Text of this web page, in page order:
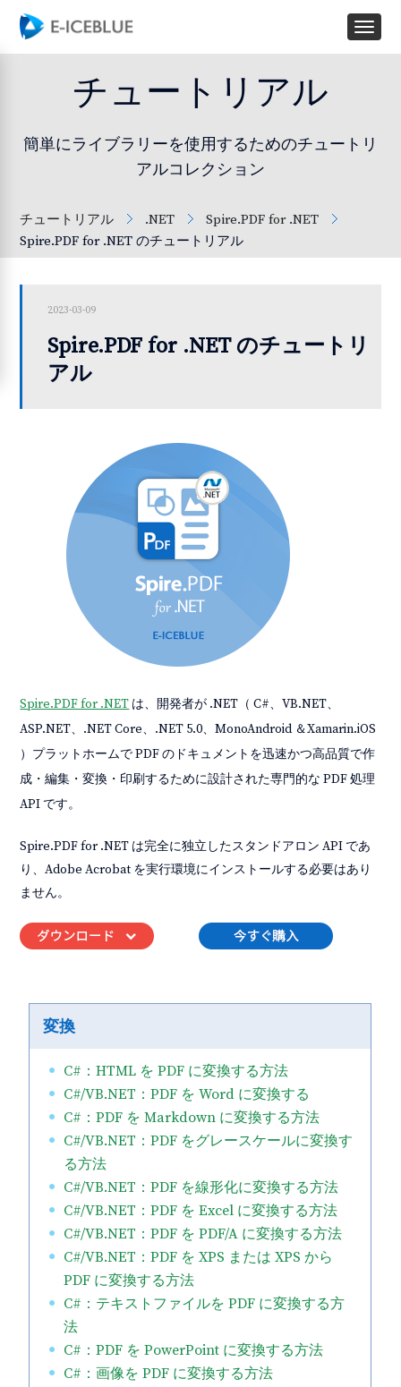
チュートリアル
簡単にライブラリーを使用するためのチュートリ
アルコレクション
チュートリアル .NET
Spire.PDF for .NET
Spire.PDF for .NET のチュートリアル
2023-03-09
Spire.PDF for .NET のチュートリ
アル
Spire.PDF for .NET は、開発者が .NET（ C#、VB.NET、
ASP.NET、.NET Core、.NET 5.0、MonoAndroid ＆Xamarin.iOS
）プラットホームで PDF のドキュメントを迅速かつ高品質で作
成・編集・変換・印刷するために設計された専門的な PDF 処理
API です。
Spire.PDF for .NET は完全に独立したスタンドアロン API であ
り、Adobe Acrobat を実行環境にインストールする必要はあり
ません。
変換
C#：HTML を PDF に変換する方法
C#/VB.NET：PDF を Word に変換する
C#：PDF を Markdown に変換する方法
C#/VB.NET：PDF をグレースケールに変換す
る方法
C#/VB.NET：PDF を線形化に変換する方法
C#/VB.NET：PDF を Excel に変換する方法
C#/VB.NET：PDF を PDF/A に変換する方法
C#/VB.NET：PDF を XPS または XPS から
PDF に変換する方法
C#：テキストファイルを PDF に変換する方
法
C#：PDF を PowerPoint に変換する方法
C#：画像を PDF に変換する方法